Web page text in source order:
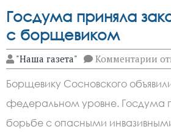
Госдума приняла
с борщевиком
"Наша газета" Комментарии к
о
Борщевику Сосновского
федеральном уровне. Госдума
борьбе с опасными